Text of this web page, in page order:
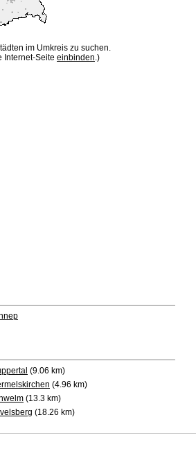
im Umkreis zu suchen.
Internet-Seite einbinden.)
(9.06 km)
(4.96 km)
(13.3 km)
(18.26 km)